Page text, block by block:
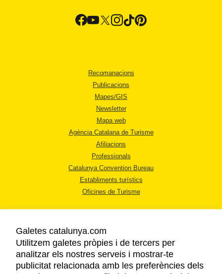
Recomanacions
Publicacions
Mapes/GIS
Newsletter
Mapa web
Agència Catalana de Turisme
Afiliacions
Professionals
Catalunya Convention Bureau
Establiments turístics
Oficines de Turisme
AVÍS LEGAL
Galetes catalunya.com
Utilitzem galetes pròpies i de tercers per
analitzar els nostres serveis i mostrar-te
publicitat relacionada amb les preferències dels